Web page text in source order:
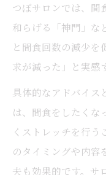
つぼサロンでは、間
和らげる「神門」な
と間食回数の減少を
求が減った」と実感
具体的なアドバイス
は、間食をしたくな
くストレッチを行
のタイミングや内容
夫も効果的です。サ